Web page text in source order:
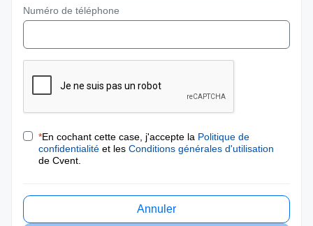
Numéro de téléphone
*En cochant cette case, j'accepte la Politique de
confidentialité et les Conditions générales d'utilisation
de Cvent.
Annuler